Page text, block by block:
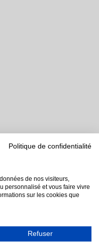
Politique de confidentialité
de nos visiteurs,
personnalisé et vous faire vivre
sur les cookies que
Refuser
MOBILIER